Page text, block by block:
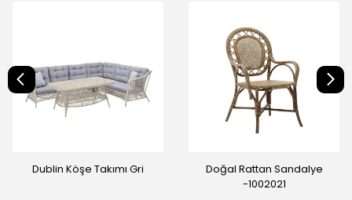
Dublin Köşe Takımı Gri
Doğal Rattan Sandalye
-1002021